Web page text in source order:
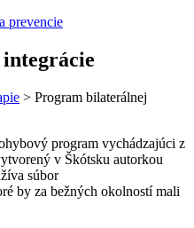
> Program bilaterálnej
program vychádzajúci z
v Škótsku autorkou
súbor
by za bežných okolností mali